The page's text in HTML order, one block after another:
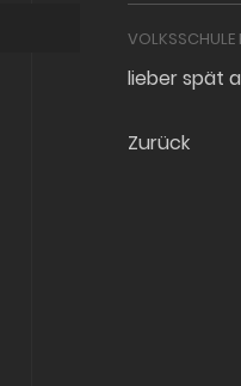
VOLKSSCHULE
lieber spät
Zurück